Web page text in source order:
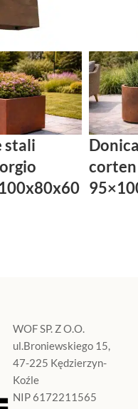
stali
corten
WOF SP. Z O.O.
ul.Broniewskiego 15,
47-225 Kędzierzyn-
Koźle
NIP 6172211565